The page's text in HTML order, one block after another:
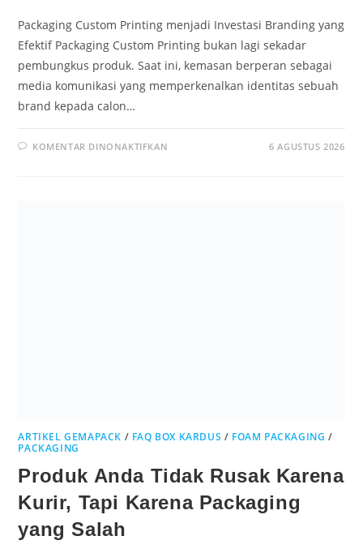
Packaging Custom Printing menjadi Investasi Branding yang
Efektif Packaging Custom Printing bukan lagi sekadar
pembungkus produk. Saat ini, kemasan berperan sebagai
media komunikasi yang memperkenalkan identitas sebuah
brand kepada calon…
KOMENTAR DINONAKTIFKAN 6 AGUSTUS 2026
ARTIKEL GEMAPACK / FAQ BOX KARDUS / FOAM PACKAGING /
PACKAGING
Produk Anda Tidak Rusak Karena
Kurir, Tapi Karena Packaging
yang Salah